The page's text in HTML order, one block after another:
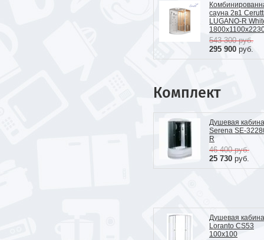
сауна 2в1
LUGANO-R
543 300руб.
295 900 руб.
Комплект
Душевая кабина
Serena SE-
R
46 400руб.
25 730 руб.
Душевая кабина
Loranto CS53
100x100